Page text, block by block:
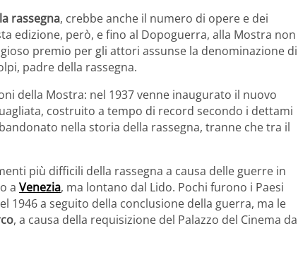
rassegna, crebbe anche il numero di opere e dei
edizione, però, e fino al Dopoguerra, alla Mostra non
premio per gli attori assunse la denominazione di
padre della rassegna.
della Mostra: nel 1937 venne inaugurato il nuovo
costruito a tempo di record secondo i dettami
nella storia della rassegna, tranne che tra il
più difficili della rassegna a causa delle guerre in
a Venezia, ma lontano dal Lido. Pochi furono i Paesi
1946 a seguito della conclusione della guerra, ma le
, a causa della requisizione del Palazzo del Cinema da